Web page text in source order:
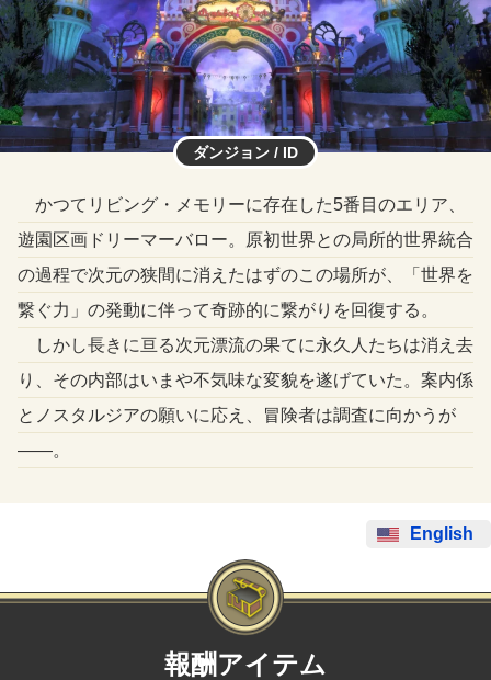
ダンジョン / ID
かつてリビング・メモリーに存在した5番目のエリア、
遊園区画ドリーマーバロー。原初世界との局所的世界統合
の過程で次元の狭間に消えたはずのこの場所が、「世界を
繋ぐ力」の発動に伴って奇跡的に繋がりを回復する。
しかし長きに亘る次元漂流の果てに永久人たちは消え去
り、その内部はいまや不気味な変貌を遂げていた。案内係
とノスタルジアの願いに応え、冒険者は調査に向かうが
――。
English
報酬アイテム